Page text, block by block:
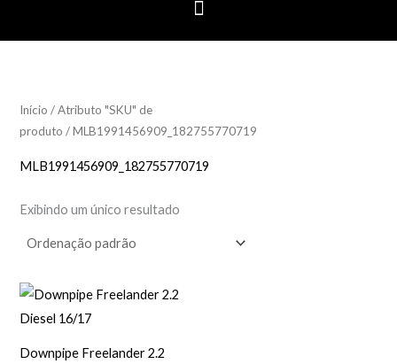
Início / Atributo "SKU" de
produto / MLB1991456909_182755770719
MLB1991456909_182755770719
Exibindo um único resultado
Downpipe Freelander 2.2